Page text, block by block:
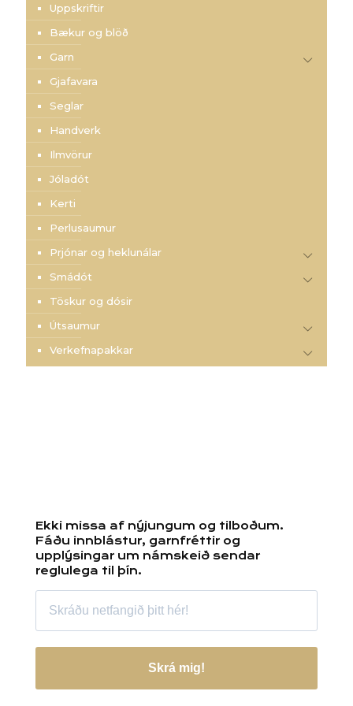
Uppskriftir
Bækur og blöð
Garn
Gjafavara
Seglar
Handverk
Ilmvörur
Jóladót
Kerti
Perlusaumur
Prjónar og heklunálar
Smádót
Töskur og dósir
Útsaumur
Verkefnapakkar
Ekki missa af nýjungum og tilboðum.
Fáðu innblástur, garnfréttir og
upplýsingar um námskeið sendar
reglulega til þín.
Skrá mig!